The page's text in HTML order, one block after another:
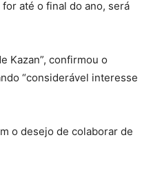
até o final do ano, será
Kazan”, confirmou o
“considerável interesse
o desejo de colaborar de